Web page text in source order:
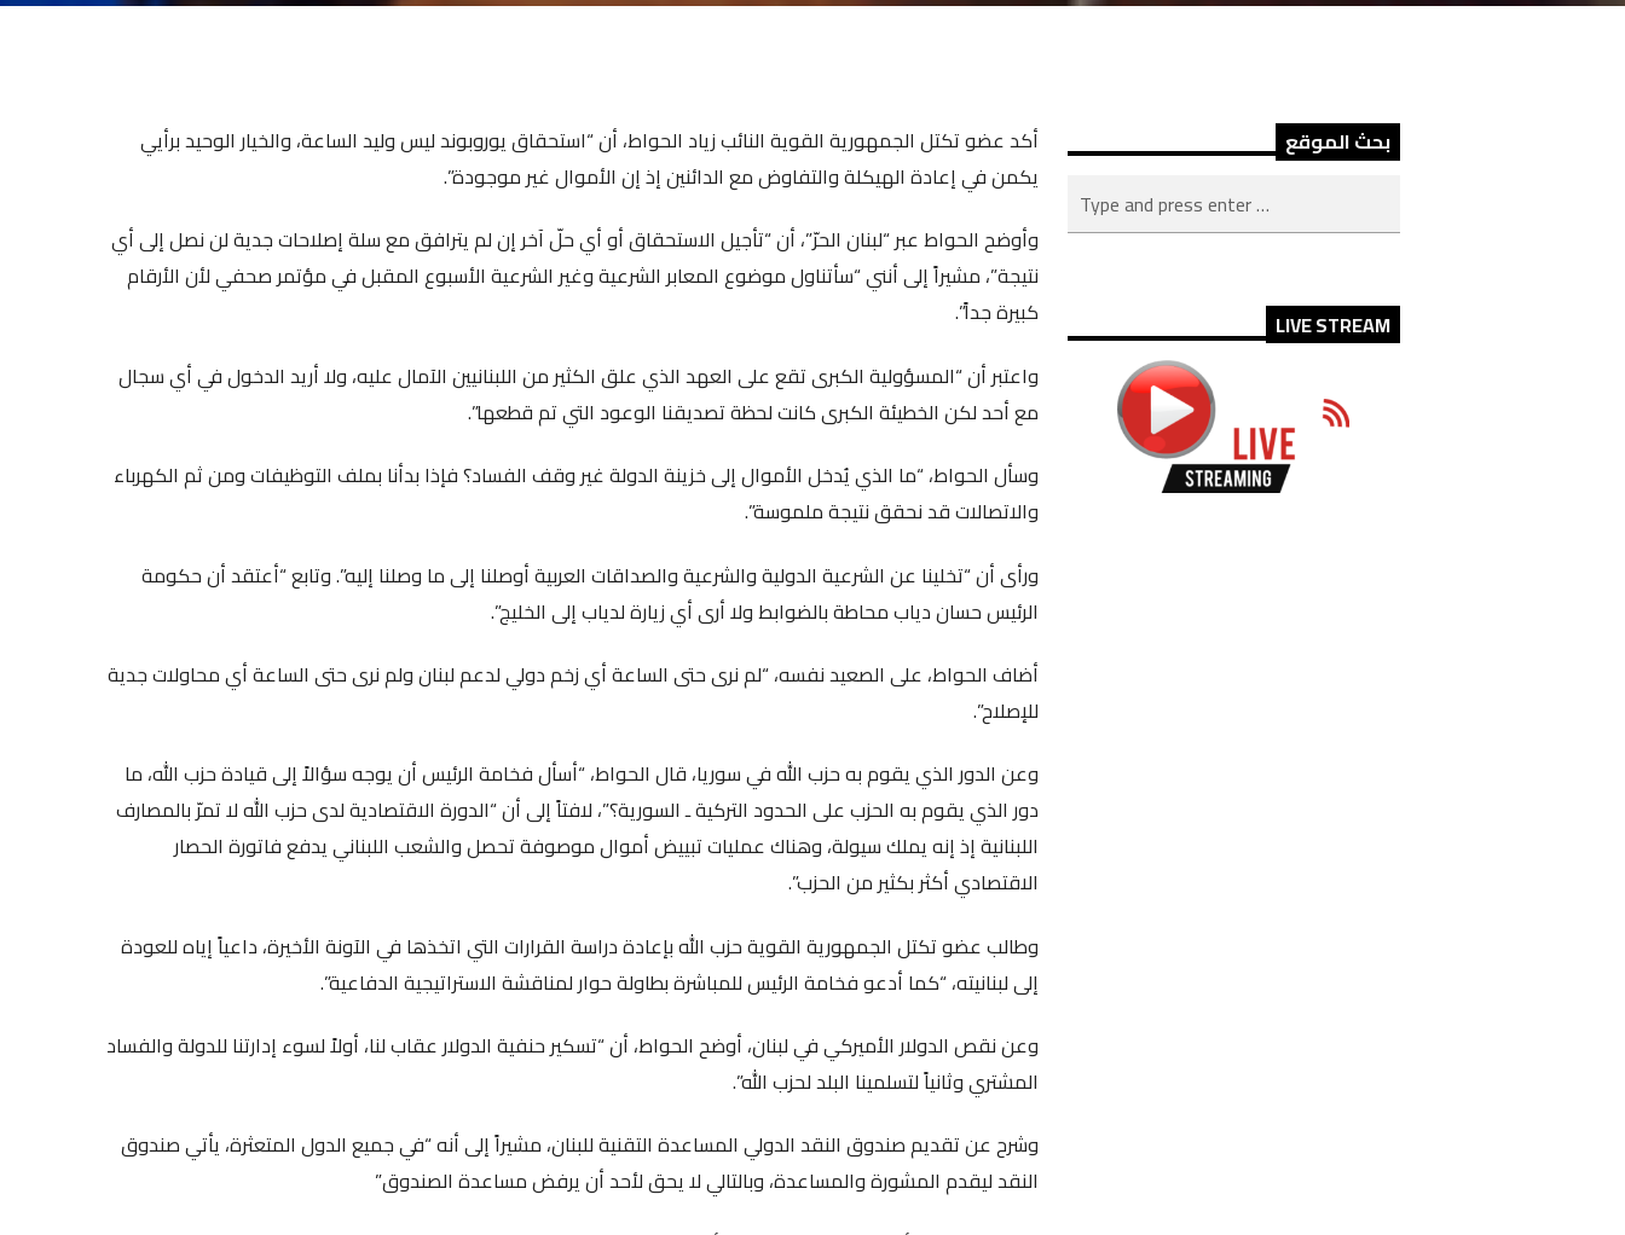
أكد عضو تكتل الجمهورية القوية النائب زياد الحواط، أن “استحقاق يوروبوند ليس وليد الساعة، والخيار الوحيد برأيي
يكمن في إعادة الهيكلة والتفاوض مع الدائنين إذ إن الأموال غير موجودة”.
وأوضح الحواط عبر “لبنان الحرّ”، أن “تأجيل الاستحقاق أو أي حلّ آخر إن لم يترافق مع سلة إصلاحات جدية لن نصل إلى أي
نتيجة”، مشيراً إلى أنني “سأتناول موضوع المعابر الشرعية وغير الشرعية الأسبوع المقبل في مؤتمر صحفي لأن الأرقام
كبيرة جداً”.
واعتبر أن “المسؤولية الكبرى تقع على العهد الذي علق الكثير من اللبنانيين الآمال عليه، ولا أريد الدخول في أي سجال
مع أحد لكن الخطيئة الكبرى كانت لحظة تصديقنا الوعود التي تم قطعها”.
وسأل الحواط، “ما الذي يُدخل الأموال إلى خزينة الدولة غير وقف الفساد؟ فإذا بدأنا بملف التوظيفات ومن ثم الكهرباء
والاتصالات قد نحقق نتيجة ملموسة”.
ورأى أن “تخلينا عن الشرعية الدولية والشرعية والصداقات العربية أوصلنا إلى ما وصلنا إليه”. وتابع “أعتقد أن حكومة
الرئيس حسان دياب محاطة بالضوابط ولا أرى أي زيارة لدياب إلى الخليج”.
أضاف الحواط، على الصعيد نفسه، “لم نرى حتى الساعة أي زخم دولي لدعم لبنان ولم نرى حتى الساعة أي محاولات جدية
للإصلاح”.
وعن الدور الذي يقوم به حزب الله في سوريا، قال الحواط، “أسأل فخامة الرئيس أن يوجه سؤالاً إلى قيادة حزب الله، ما
دور الذي يقوم به الحزب على الحدود التركية ـ السورية؟”، لافتاً إلى أن “الدورة الاقتصادية لدى حزب الله لا تمرّ بالمصارف
اللبنانية إذ إنه يملك سيولة، وهناك عمليات تبييض أموال موصوفة تحصل والشعب اللبناني يدفع فاتورة الحصار
الاقتصادي أكثر بكثير من الحزب”.
وطالب عضو تكتل الجمهورية القوية حزب الله بإعادة دراسة القرارات التي اتخذها في الآونة الأخيرة، داعياً إياه للعودة
إلى لبنانيته، “كما أدعو فخامة الرئيس للمباشرة بطاولة حوار لمناقشة الاستراتيجية الدفاعية”.
وعن نقص الدولار الأميركي في لبنان، أوضح الحواط، أن “تسكير حنفية الدولار عقاب لنا، أولاً لسوء إدارتنا للدولة والفساد
المشتري وثانياً لتسلمينا البلد لحزب الله”.
وشرح عن تقديم صندوق النقد الدولي المساعدة التقنية للبنان، مشيراً إلى أنه “في جميع الدول المتعثرة، يأتي صندوق
النقد ليقدم المشورة والمساعدة، وبالتالي لا يحق لأحد أن يرفض مساعدة الصندوق”
بحث الموقع
LIVE STREAM